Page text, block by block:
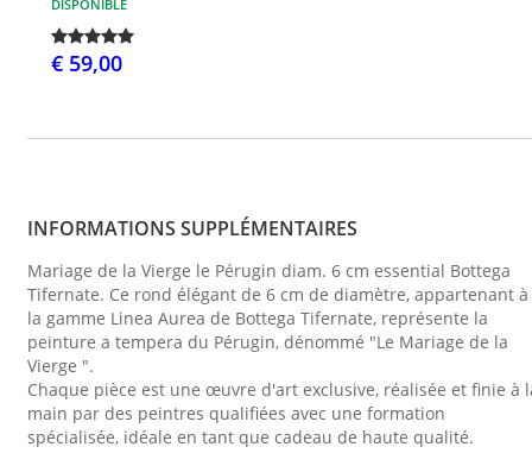
DISPONIBLE
€ 59,00
INFORMATIONS SUPPLÉMENTAIRES
Mariage de la Vierge le Pérugin diam. 6 cm essential Bottega
Tifernate. Ce rond élégant de 6 cm de diamètre, appartenant à
la gamme Linea Aurea de Bottega Tifernate, représente la
peinture a tempera du Pérugin, dénommé "Le Mariage de la
Vierge ".
Chaque pièce est une œuvre d'art exclusive, réalisée et finie à
main par des peintres qualifiées avec une formation
spécialisée, idéale en tant que cadeau de haute qualité.